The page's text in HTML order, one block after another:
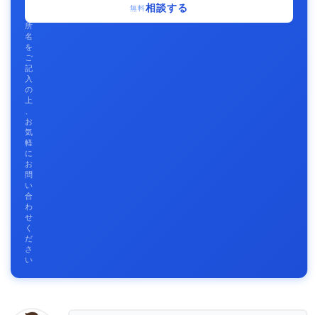
所
名
を
ご
記
入
の
上
、
お
気
軽
に
お
問
い
合
わ
せ
く
だ
さ
い
無料相談する